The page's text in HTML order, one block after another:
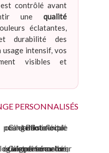
est contrôlé avant
une qualité
éclatantes,
durabilité des
usage intensif, vos
visibles et
PERSONNALISÉS